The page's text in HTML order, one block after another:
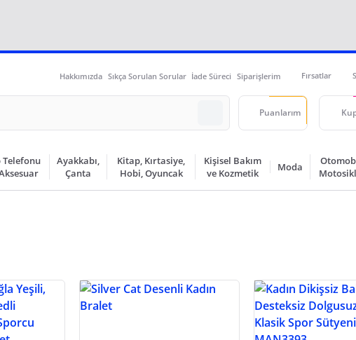
Hakkımızda Sıkça Sorulan Sorular İade Süreci Siparişlerim Fırsatlar
Puanlarım
Telefonu
Ayakkabı,
Çanta
Kitap, Kırtasiye,
Hobi, Oyuncak
Kişisel Bakım
ve Kozmetik
Moda